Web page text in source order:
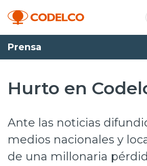
Transparencia activa
Operaciones
Proyectos
Prensa
Hurto en
Ante las noticias
medios nacionales y
de una millonaria